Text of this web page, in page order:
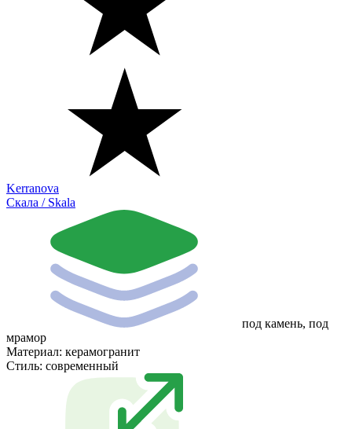
Kerranova
Скала / Skala
под камень, под
мрамор
Материал: керамогранит
Стиль: современный